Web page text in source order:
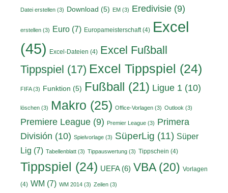
Datei erstellen (3) Download (5) EM (3) Eredivisie (9)
erstellen (3) Euro (7) Europameisterschaft(4) Excel
(45)
Excel-Dateien (4) Excel Fußball
Tippspiel (17) Excel Tippspiel (24)
FIFA(3) Funktion (5) Fußball (21) Ligue 1 (10)
löschen (3) Makro (25) Office-Vorlagen (3) Outlook (3)
Premiere League (9) Premier League (3) Primera
División (10) Spielvorlage (3) SüperLig (11) Süper
Lig (7) Tabellenblatt (3) Tippauswertung (3) Tippschein (4)
Tippspiel (24) UEFA(6) VBA(20) Vorlagen
(4) WM (7) WM 2014 (3) Zeilen (3)